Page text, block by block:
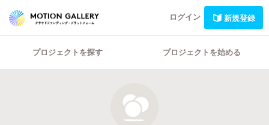
ログイン 新規登録
プロジェクトを探す プロジェクトを始める